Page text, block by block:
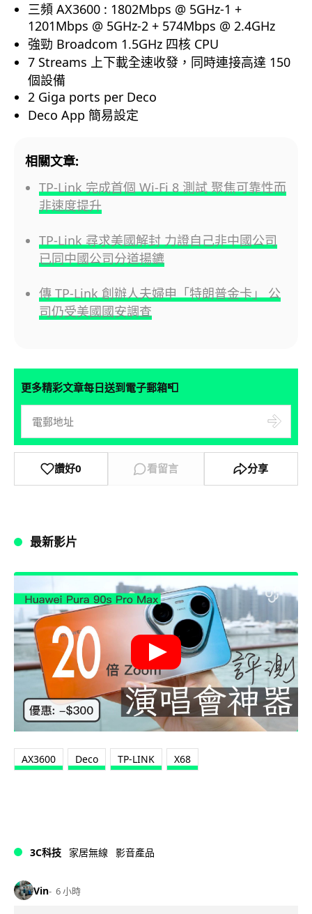
三頻 AX3600 : 1802Mbps @ 5GHz-1 +
1201Mbps @ 5GHz-2 + 574Mbps @ 2.4GHz
強勁 Broadcom 1.5GHz 四核 CPU
7 Streams 上下載全速收發，同時連接高達 150
個設備
2 Giga ports per Deco
Deco App 簡易設定
相關文章:
TP-Link 完成首個 Wi-Fi 8 測試 聚焦可靠性而
非速度提升
TP-Link 尋求美國解封 力證自己非中國公司
已同中國公司分道揚鑣
傳 TP-Link 創辦人夫婦申「特朗普金卡」 公
司仍受美國國安調查
更多精彩文章每日送到電子郵箱📮
讚好0 看留言 分享
最新影片
AX3600 Deco TP-LINK X68
3C科技 家居無線 影音產品
Vin 6 小時